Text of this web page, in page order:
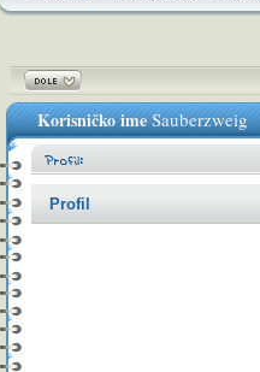
Korisničko ime Sauberzweig
Profil